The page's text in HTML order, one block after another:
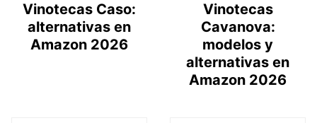
Vinotecas Caso:
alternativas en
Amazon 2026
Vinotecas
Cavanova:
modelos y
alternativas en
Amazon 2026